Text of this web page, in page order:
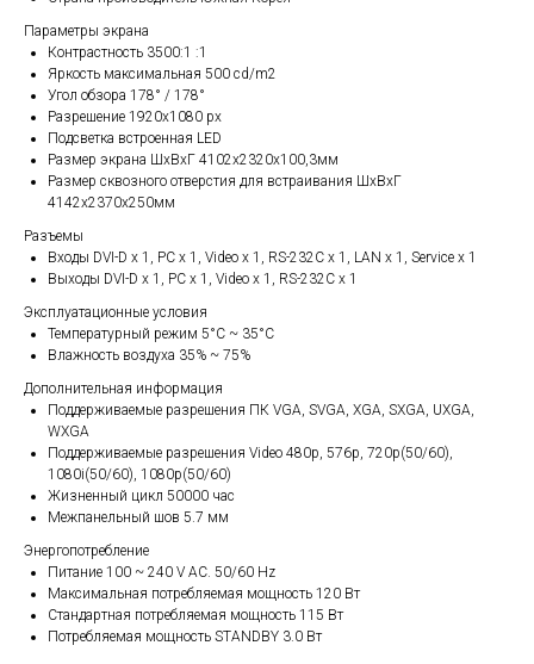
Параметры экрана
Контрастность 3500:1 :1
Яркость максимальная 500 cd/m2
Угол обзора 178° / 178°
Разрешение 1920x1080 px
Подсветка встроенная LED
Размер экрана ШхВхГ 4102х2320х100,3мм
Размер сквозного отверстия для встраивания ШхВхГ
4142х2370х250мм
Разъемы
Входы DVI-D x 1, PC x 1, Video x 1, RS-232C x 1, LAN x 1, Service x 1
Выходы DVI-D x 1, PC x 1, Video x 1, RS-232C x 1
Эксплуатационные условия
Температурный режим 5°С ~ 35°С
Влажность воздуха 35% ~ 75%
Дополнительная информация
Поддерживаемые разрешения ПК VGA, SVGA, XGA, SXGA, UXGA,
WXGA
Поддерживаемые разрешения Video 480p, 576p, 720p(50/60),
1080i(50/60), 1080p(50/60)
Жизненный цикл 50000 час
Межпанельный шов 5.7 мм
Энергопотребление
Питание 100 ~ 240 V AC. 50/60 Hz
Максимальная потребляемая мощность 120 Вт
Стандартная потребляемая мощность 115 Вт
Потребляемая мощность STANDBY 3.0 Вт